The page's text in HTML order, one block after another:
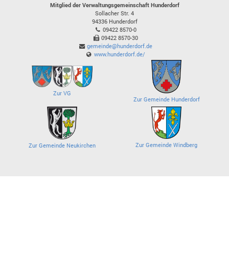
Mitglied der Verwaltungsgemeinschaft Hunderdorf
Sollacher Str. 4
94336 Hunderdorf
09422 8570-0
09422 8570-30
gemeinde@hunderdorf.de
www.hunderdorf.de/
Zur VG
Zur Gemeinde Hunderdorf
Zur Gemeinde Neukirchen Zur Gemeinde Windberg